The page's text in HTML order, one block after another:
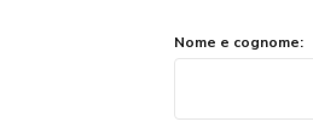
Nome e cognome: